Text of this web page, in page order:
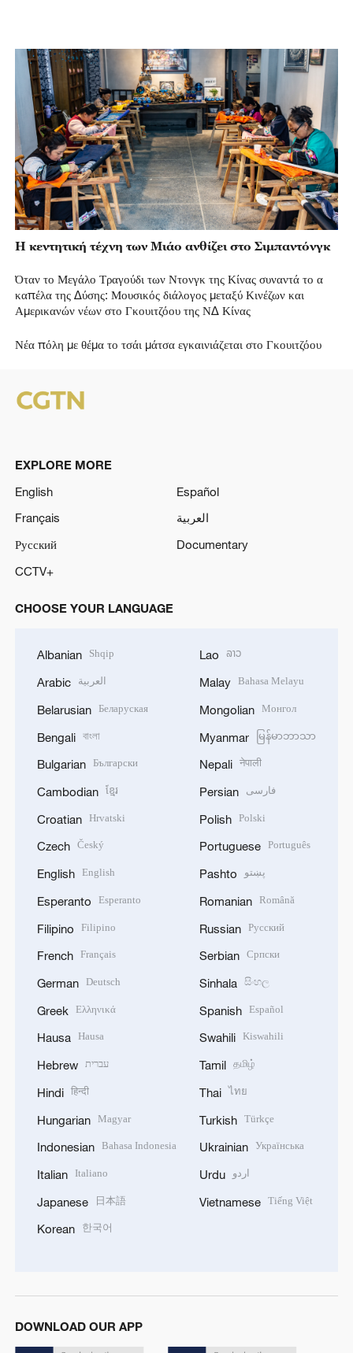
Η κεντητική τέχνη των Μιάο ανθίζει στο Σιμπαντόνγκ
Όταν το Μεγάλο Τραγούδι των Ντονγκ της Κίνας συναντά το α
Αμερικανών νέων στο Γκουιτζόου της ΝΔ Κίνας
Νέα πόλη με θέμα το τσάι μάτσα εγκαινιάζεται στο Γκουιτζόου
English
Русский
Documentary
CHOOSE YOUR LANGUAGE
Arabic العربية
Belarusian Беларуская
Bengali বাংলা
Bulgarian Български
Cambodian
Croatian Hrvatski
Czech Český
English English
Esperanto Esperanto
Filipino Filipino
French Français
German Deutsch
Greek Ελληνικά
Hausa Hausa
Hebrew
Hindi
Hungarian
Indonesian Bahasa Indonesia
Italian Italiano
Japanese
Korean 한국어
Malay Bahasa Melayu
Mongolian Монгол
Myanmar မြန်မာဘာသာ
Nepali नेपाली
Persian فارسی
Polish
Portuguese
Pashto
Romanian
Russian Русский
Serbian Српски
Sinhala සිංහල
Spanish Español
Swahili Kiswahili
Tamil தமிழ்
Thai ไทย
Turkish Türkçe
Ukrainian Українська
Urdu اردو
Vietnamese
DOWNLOAD OUR APP